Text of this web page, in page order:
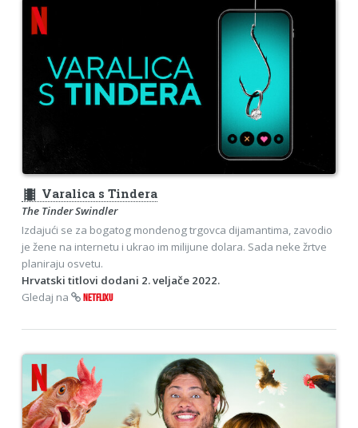
theaters Varalica s Tindera
The Tinder Swindler
Izdajući se za bogatog mondenog trgovca dijamantima, zavodio
je žene na internetu i ukrao im milijune dolara. Sada neke žrtve
planiraju osvetu.
Hrvatski titlovi dodani 2. veljače 2022.
Gledaj na
NETFLIXU